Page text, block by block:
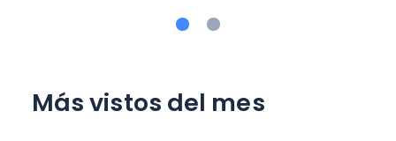
Más vistos del mes